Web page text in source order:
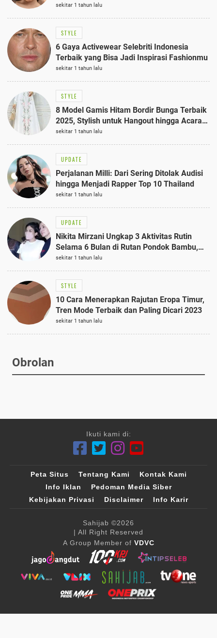
sekitar 1 tahun lalu
STYLE
6 Gaya Activewear Selebriti Indonesia
Terbaik yang Bisa Jadi Inspirasi Fashionmu
sekitar 1 tahun lalu
STYLE
8 Model Gamis Hitam Bordir Bunga Terbaik
2025, Stylish untuk Hangout hingga Acara
Semi-Formal
sekitar 1 tahun lalu
UPDATE
Perjalanan Milli: Dari Sering Ditolak Audisi
hingga Menjadi Rapper Top 10 Thailand
sekitar 1 tahun lalu
UPDATE
Nikita Mirzani Ungkap 3 Aktivitas Rutin
Selama 6 Bulan di Rutan Pondok Bambu,
Terungkap!
sekitar 1 tahun lalu
STYLE
10 Cara Menerapkan Rajutan Eropa Timur,
Tren Mode Terbaik dan Paling Dicari 2023
sekitar 1 tahun lalu
Obrolan
Ikuti kami di:
Peta Situs Tentang Kami
Kontak Kami
Info Iklan
Pedoman Media Siber
Kebijakan Privasi
Disclaimer Info Karir
Sahijab ©2026
| All Right Reserved
A Group Member of VDVC